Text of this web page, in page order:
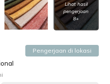
Lihat hasil
pengerjaan
8+
Pengerjaan di lokasi